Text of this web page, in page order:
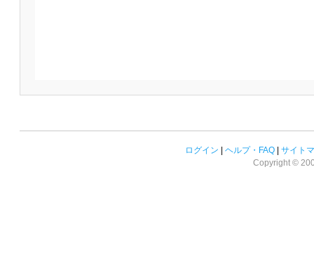
ログイン ヘルプ・FAQ
サイト
Copyright ©